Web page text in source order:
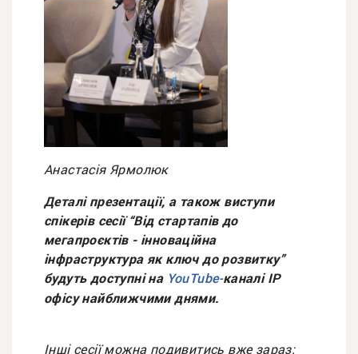
Анастасія Ярмолюк
Деталі презентації, а також виступи
спікерів сесії “Від стартапів до
мегапроєктів - інноваційна
інфраструктура як ключ до розвитку”
будуть доступні на YouTube-каналі ІР
офісу найближчими днями.
Інші сесії можна подивитись вже зараз: